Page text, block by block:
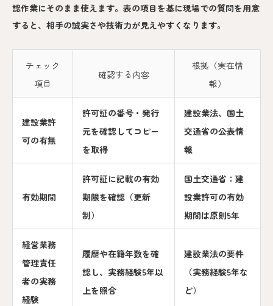
認作業にそのまま使えます。表の項目を基に現場での質問を用意
すると、相手の誠実さや技術力が見えやすくなります。
チェック
項目
確認する内容
根拠（実在情
報）
建設業許
可の有無
許可証の番号・発行
元を確認してコピー
を取得
建設業法、国土
交通省の公表情
報
有効期間
許可証に記載の有効
期限を確認（更新
制）
国土交通省：建
設業許可の有効
期間は原則5年
経営業務
管理責任
者の実務
経験
履歴や在籍年数を確
認し、実務経験5年以
上を照合
建設業法の要件
（実務経験5年な
ど）